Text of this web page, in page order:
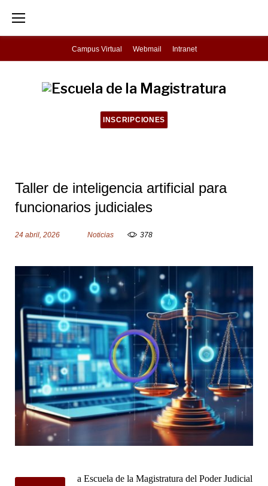
p
Campus Virtual Webmail Intranet
INSCRIPCIONES
Taller de inteligencia artificial para
funcionarios judiciales
24 abril, 2026 Noticias 378
a Escuela de la Magistratura del Poder Judicial